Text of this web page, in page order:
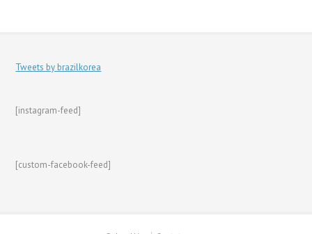
Tweets by brazilkorea
[instagram-feed]
[custom-facebook-feed]